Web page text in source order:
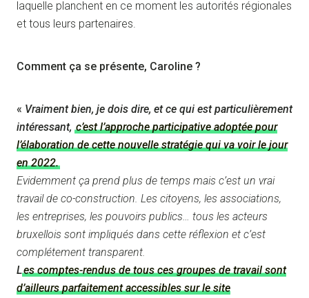
laquelle planchent en ce moment les autorités régionales
et tous leurs partenaires.
Comment ça se présente, Caroline ?
« Vraiment bien, je dois dire, et ce qui est particulièrement
intéressant, c’est l’approche participative adoptée pour
l’élaboration de cette nouvelle stratégie qui va voir le jour
en 2022.
Evidemment ça prend plus de temps mais c’est un vrai
travail de co-construction. Les citoyens, les associations,
les entreprises, les pouvoirs publics… tous les acteurs
bruxellois sont impliqués dans cette réflexion et c’est
complétement transparent.
Les comptes-rendus de tous ces groupes de travail sont
d’ailleurs parfaitement accessibles sur le site